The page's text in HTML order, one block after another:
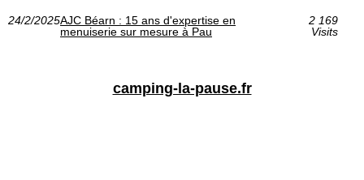
24/2/2025AJC Béarn : 15 ans d'expertise en
menuiserie sur mesure à Pau
2 169
Visits
camping-la-pause.fr